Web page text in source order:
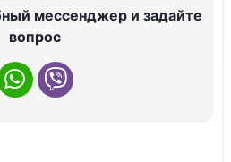
мессенджер и задайте
вопрос